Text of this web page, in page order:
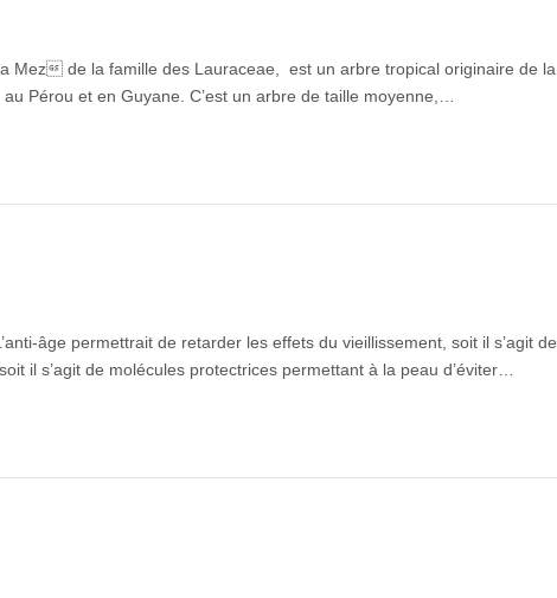
Mez de la famille des Lauraceae, est un arbre tropical originaire de la
Pérou et en Guyane. C’est un arbre de taille moyenne,…
âge permettrait de retarder les effets du vieillissement, soit il s’agit de
il s’agit de molécules protectrices permettant à la peau d’éviter…